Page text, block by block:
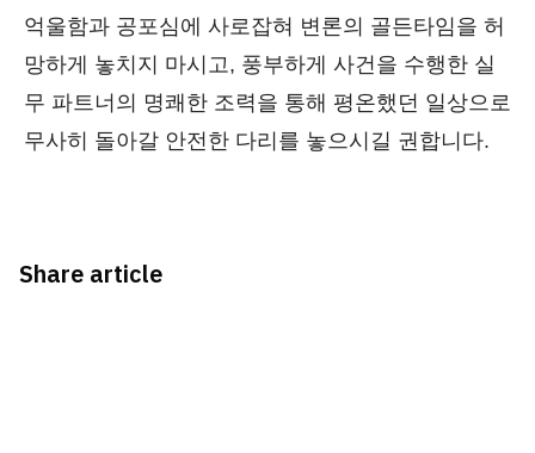
억울함과 공포심에 사로잡혀 변론의 골든타임을 허
망하게 놓치지 마시고, 풍부하게 사건을 수행한 실
무 파트너의 명쾌한 조력을 통해 평온했던 일상으로
무사히 돌아갈 안전한 다리를 놓으시길 권합니다.
Share article